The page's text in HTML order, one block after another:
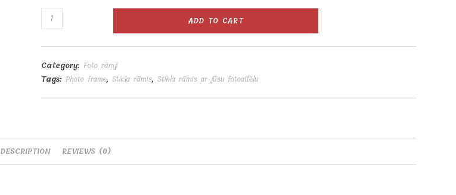
Viļņots
stikla
rāmis
ar
jūsu
ADD TO CART
Category: Foto rāmji
Tags: Photo frame, Stikla rāmis, Stikla rāmis ar jūsu fotoattēlu
DESCRIPTION REVIEWS (0)